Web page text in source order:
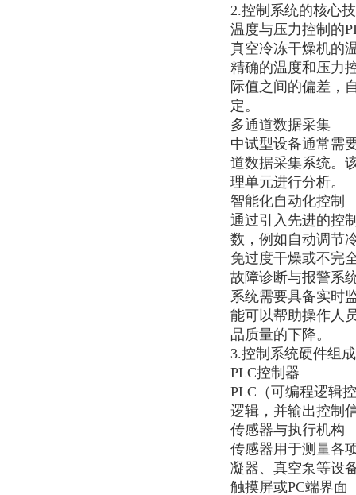
2.控制系统的核心
温度与压力控制的
真空冷冻干燥机的
精确的温度和压力
际值之间的偏差，
定。
多通道数据采集
中试型设备通常需
道数据采集系统。
理单元进行分析。
智能化自动化控制
通过引入先进的控
数，例如自动调节
免过度干燥或不完
故障诊断与报警系
系统需要具备实时
能可以帮助操作人
品质量的下降。
3.控制系统硬件组
PLC控制器
PLC（可编程逻辑
逻辑，并输出控制
传感器与执行机构
传感器用于测量各
凝器、真空泵等设
触摸屏或PC端界面